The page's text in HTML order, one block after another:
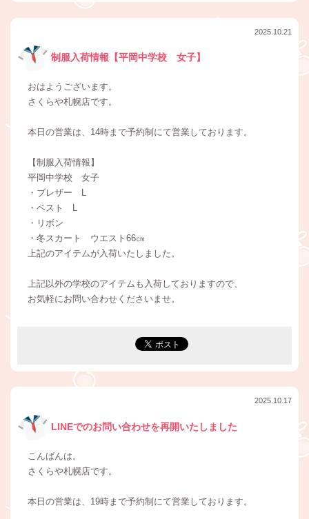
2025.10.21
制服入荷情報【平岡中学校 女子】
おはようございます。
さくらや札幌店です。
本日の営業は、14時まで予約制にて営業しております。
【制服入荷情報】
平岡中学校 女子
・ブレザー L
・ベスト L
・リボン
・冬スカート ウエスト66㎝
上記のアイテムが入荷いたしました。
上記以外の学校のアイテムも入荷しておりますので、
お気軽にお問い合わせくださいませ。
2025.10.17
LINEでのお問い合わせを再開いたしました
こんばんは。
さくらや札幌店です。
本日の営業は、19時まで予約制にて営業しております。